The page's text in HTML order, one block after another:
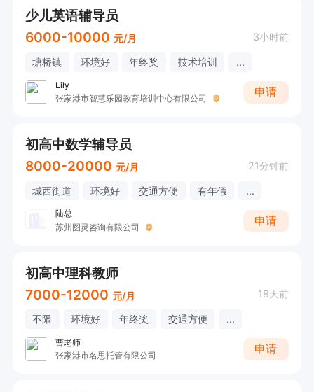
少儿英语辅导员
6000-10000 元/月 3小时前
塘桥镇 环境好 年终奖 技术培训 ...
Lily
张家港市智慧乐园教育培训中心有限公司
申请
初高中数学辅导员
8000-20000 元/月 21分钟前
城西街道 环境好 交通方便 有年假 ...
陆总
苏州图灵咨询有限公司
申请
初高中理科教师
7000-12000 元/月 18天前
不限 环境好 年终奖 交通方便 ...
曹老师
张家港市名思托管有限公司
申请